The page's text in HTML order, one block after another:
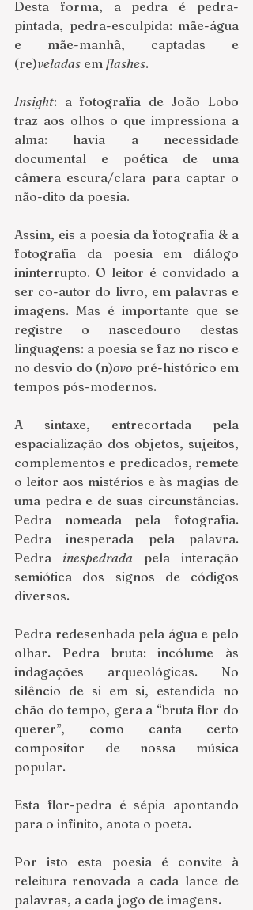
Desta forma, a pedra é pedra-
pintada, pedra-esculpida: mãe-água
e mãe-manhã, captadas e
(re)veladas em flashes.
Insight: a fotografia de João Lobo
traz aos olhos o que impressiona a
alma: havia a necessidade
documental e poética de uma
câmera escura/clara para captar o
não-dito da poesia.
Assim, eis a poesia da fotografia & a
fotografia da poesia em diálogo
ininterrupto. O leitor é convidado a
ser co-autor do livro, em palavras e
imagens. Mas é importante que se
registre o nascedouro destas
linguagens: a poesia se faz no risco e
no desvio do (n)ovo pré-histórico em
tempos pós-modernos.
A sintaxe, entrecortada pela
espacialização dos objetos, sujeitos,
complementos e predicados, remete
o leitor aos mistérios e às magias de
uma pedra e de suas circunstâncias.
Pedra nomeada pela fotografia.
Pedra inesperada pela palavra.
Pedra inespedrada pela interação
semiótica dos signos de códigos
diversos.
Pedra redesenhada pela água e pelo
olhar. Pedra bruta: incólume às
indagações arqueológicas. No
silêncio de si em si, estendida no
chão do tempo, gera a “bruta flor do
querer”, como canta certo
compositor de nossa música
popular.
Esta flor-pedra é sépia apontando
para o infinito, anota o poeta.
Por isto esta poesia é convite à
releitura renovada a cada lance de
palavras, a cada jogo de imagens.